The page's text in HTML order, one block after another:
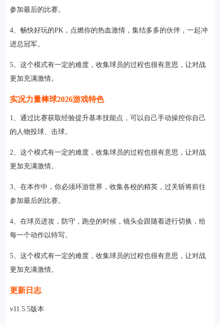
参加最后的比赛。
4、畅快好玩的PK，点燃你的热血激情，集结多多的伙伴，一起冲
进总冠军。
5、这个模式有一定的难度，收集球员的过程也很有意思，让对战
更加充满激情。
实况力量棒球2026游戏特色
1、通过比赛获取经验提升基本技能点，可以自己手动操控你自己
的人物投球、击球。
2、这个模式有一定的难度，收集球员的过程也很有意思，让对战
更加充满激情。
3、在本作中，你必须环游世界，收集各校的精英，过关斩将前往
参加最后的比赛。
4、在球员进攻，防守，跑垒的时候，镜头会跟随着进行切换，给
每一个动作以特写。
5、这个模式有一定的难度，收集球员的过程也很有意思，让对战
更加充满激情。
更新日志
v11.5.5版本